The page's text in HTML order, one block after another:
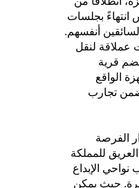
بجلسات
أنفسهم.
عملاقة لنقل
قرية
الواقع
تجارب
الفرصة
للمملكة
نواحي الإبداع
حيث يمكن